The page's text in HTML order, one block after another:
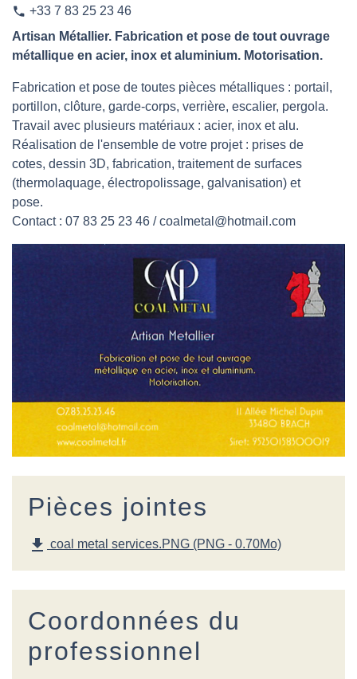
phone +33 7 83 25 23 46
Artisan Métallier. Fabrication et pose de tout ouvrage
métallique en acier, inox et aluminium. Motorisation.
Fabrication et pose de toutes pièces métalliques : portail,
portillon, clôture, garde-corps, verrière, escalier, pergola.
Travail avec plusieurs matériaux : acier, inox et alu.
Réalisation de l'ensemble de votre projet : prises de
cotes, dessin 3D, fabrication, traitement de surfaces
(thermolaquage, électropolissage, galvanisation) et
pose.
Contact : 07 83 25 23 46 / coalmetal@hotmail.com
Pièces jointes
file_download coal metal services.PNG (PNG - 0.70Mo)
Coordonnées du
professionnel